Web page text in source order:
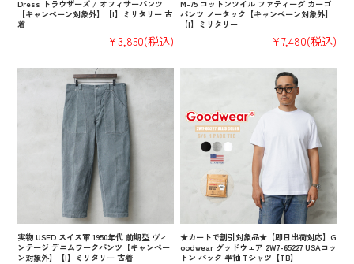
Dress トラウザーズ / オフィサーパンツ
【キャンペーン対象外】【I】ミリタリー 古
着
¥3,850(税込)
M-75 コットンツイル ファティーグ カーゴ
パンツ ノータック【キャンペーン対象外】
【I】ミリタリー
¥7,480(税込)
実物 USED スイス軍 1950年代 前期型 ヴィ
ンテージ デニムワークパンツ【キャンペー
ン対象外】【I】ミリタリー 古着
★カートで割引対象品★【即日出荷対応】G
oodwear グッドウェア 2W7-65227 USAコッ
トン パック 半袖 Tシャツ【TB】